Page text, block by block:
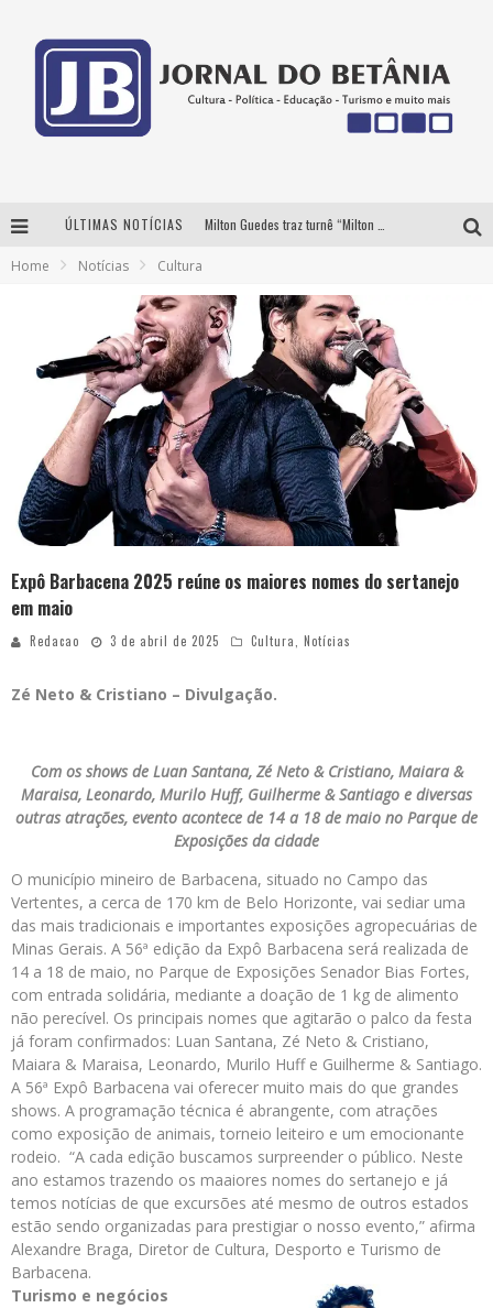
ÚLTIMAS NOTÍCIAS
Yan traz a turnê nacional do PagodYANdo para Belo Horizonte
Home Notícias Cultura
Expô Barbacena 2025 reúne os maiores nomes do sertanejo
em maio
Redacao 3 de abril de 2025 Cultura, Notícias
Zé Neto & Cristiano – Divulgação.
Com os shows de Luan Santana, Zé Neto & Cristiano, Maiara &
Maraisa, Leonardo, Murilo Huff, Guilherme & Santiago e diversas
outras atrações, evento acontece de 14 a 18 de maio no Parque de
Exposições da cidade
O município mineiro de Barbacena, situado no Campo das
Vertentes, a cerca de 170 km de Belo Horizonte, vai sediar uma
das mais tradicionais e importantes exposições agropecuárias de
Minas Gerais. A 56ª edição da Expô Barbacena será realizada de
14 a 18 de maio, no Parque de Exposições Senador Bias Fortes,
com entrada solidária, mediante a doação de 1 kg de alimento
não perecível. Os principais nomes que agitarão o palco da festa
já foram confirmados: Luan Santana, Zé Neto & Cristiano,
Maiara & Maraisa, Leonardo, Murilo Huff e Guilherme & Santiago.
A 56ª Expô Barbacena vai oferecer muito mais do que grandes
shows. A programação técnica é abrangente, com atrações
como exposição de animais, torneio leiteiro e um emocionante
rodeio. “A cada edição buscamos surpreender o público. Neste
ano estamos trazendo os maaiores nomes do sertanejo e já
temos notícias de que excursões até mesmo de outros estados
estão sendo organizadas para prestigiar o nosso evento,” afirma
Alexandre Braga, Diretor de Cultura, Desporto e Turismo de
Barbacena.
Turismo e negócios